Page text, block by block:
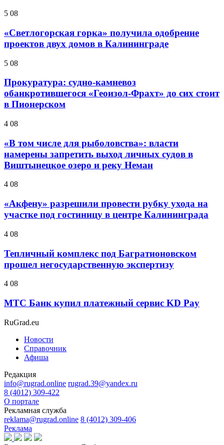
5 08
«Светлогорская горка» получила одобрение
проектов двух домов в Калининграде
5 08
Прокуратура: судно-камневоз
обанкротившегося «Геоизол-Фрахт» до сих стоит
в Пионерском
4 08
«В том числе для рыболовства»: власти
намерены запретить выход личных судов в
Виштынецкое озеро и реку Неман
4 08
«Акфену» разрешили провести рубку ухода на
участке под гостиницу в центре Калининграда
4 08
Тепличный комплекс под Багратионовском
прошел негосударственную экспертизу
4 08
МТС Банк купил платежный сервис KD Pay
RuGrad.eu
Новости
Справочник
Афиша
Редакция
info@rugrad.online rugrad.39@yandex.ru
8 (4012) 309-422
О портале
Рекламная служба
reklama@rugrad.online 8 (4012) 309-406
Реклама